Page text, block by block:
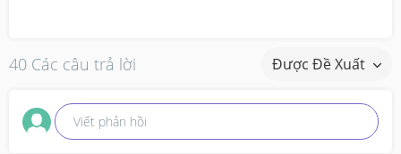
40 Các câu trả lời Được Đề Xuất
Viết phản hồi